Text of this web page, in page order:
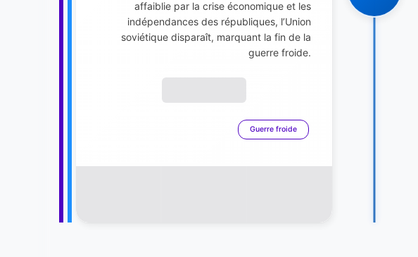
affaiblie par la crise économique et les
indépendances des républiques, l’Union
soviétique disparaît, marquant la fin de la
guerre froide.
Guerre froide